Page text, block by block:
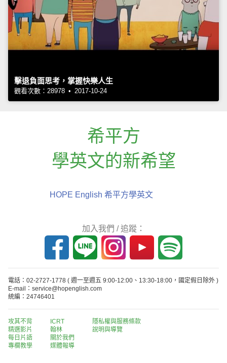
擊退負面思考，掌握快樂人生
觀看次數：28978 • 2017-10-24
希平方
學英文的新希望
HOPE English 希平方學英文
加入我們 / 追蹤：
電話：02-2727-1778 ( 週一至週五 9:00-12:00、13:30-18:00，國定假日除外 )
E-mail：service@hopenglish.com
統編：24746401
攻其不背
精選影片
每日片語
專欄教學
ICRT
翰林
關於我們
媒體報導
隱私權與服務條款
說明與導覽